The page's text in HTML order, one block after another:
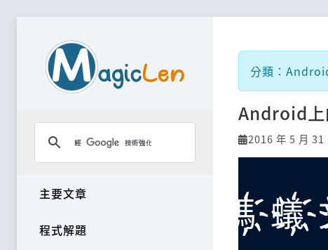
主要文章
程式解題
分類：
Android上
2016 年 5 月 31